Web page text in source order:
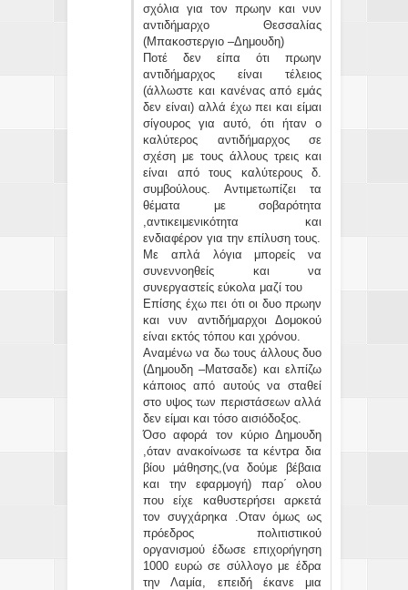
σχόλια για τον πρωην και νυν
αντιδήμαρχο Θεσσαλίας
(Μπακοστεργιο –Δημουδη)
Ποτέ δεν είπα ότι πρωην
αντιδήμαρχος είναι τέλειος
(άλλωστε και κανένας από εμάς
δεν είναι) αλλά έχω πει και είμαι
σίγουρος για αυτό, ότι ήταν ο
καλύτερος αντιδήμαρχος σε
σχέση με τους άλλους τρεις και
είναι από τους καλύτερους δ.
συμβούλους. Αντιμετωπίζει τα
θέματα με σοβαρότητα
,αντικειμενικότητα και
ενδιαφέρον για την επίλυση τους.
Με απλά λόγια μπορείς να
συνεννοηθείς και να
συνεργαστείς εύκολα μαζί του
Επίσης έχω πει ότι οι δυο πρωην
και νυν αντιδήμαρχοι Δομοκού
είναι εκτός τόπου και χρόνου.
Αναμένω να δω τους άλλους δυο
(Δημουδη –Ματσαδε) και ελπίζω
κάποιος από αυτούς να σταθεί
στο υψος των περιστάσεων αλλά
δεν είμαι και τόσο αισιόδοξος.
Όσο αφορά τον κύριο Δημουδη
,όταν ανακοίνωσε τα κέντρα δια
βίου μάθησης,(να δούμε βέβαια
και την εφαρμογή) παρ΄ ολου
που είχε καθυστερήσει αρκετά
τον συγχάρηκα .Οταν όμως ως
πρόεδρος πολιτιστικού
οργανισμού έδωσε επιχορήγηση
1000 ευρώ σε σύλλογο με έδρα
την Λαμία, επειδή έκανε μια